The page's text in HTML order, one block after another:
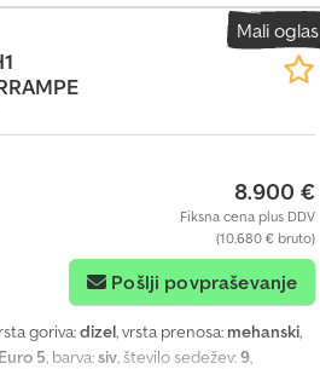
Moč: 90 kW Prostornina (v cm³): 2488
Višina osnove košare: 25 m Največji
električno-hidravlično Število
Stroj je v dobrem delovnem stanju,
izvoz. Govorimo: - angleško - nemško -
Mali oglas
8.900 €
Fiksna cena plus DDV
(10.680 € bruto)
Pošlji povpraševanje
goriva:dizel, vrsta prenosa: mehanski,
Euro 5, barva:siv, število sedežev:9,